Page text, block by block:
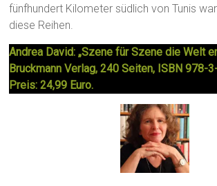
fünfhundert Kilometer südlich von Tunis
diese Reihen.
Andrea David: „Szene für Szene die Welt
Bruckmann Verlag, 240 Seiten, ISBN 978-
Preis: 24,99 Euro.